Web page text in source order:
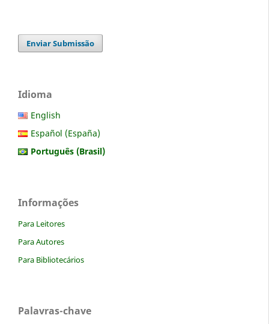
Enviar Submissão
Idioma
English
Español (España)
Português (Brasil)
Informações
Para Leitores
Para Autores
Para Bibliotecários
Palavras-chave